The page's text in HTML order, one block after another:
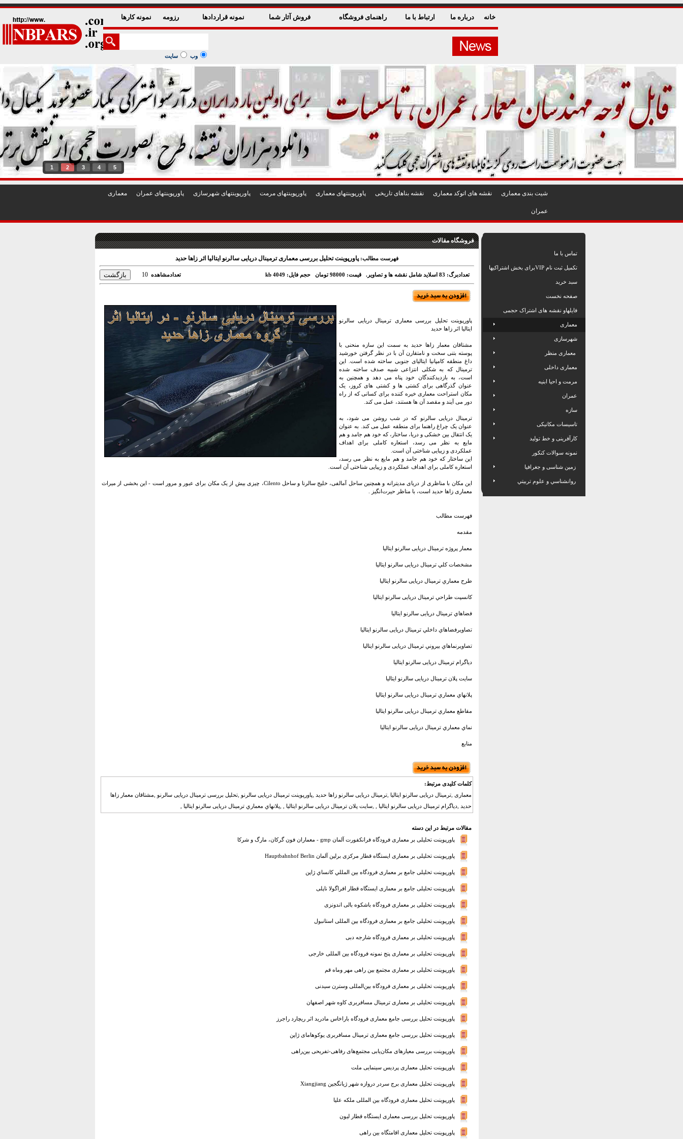
خانه درباره ما ارتباط با ما راهنمای فروشگاه فروش آثار شما نمونه قراردادها رزومه نمونه کارها
وب سایت
1 2 3 4 5
شيت بندی معماری نقشه های اتوکد معماری نقشه بناهای تاريخی پاورپوينتهای معماری پاورپوينتهای مرمت پاورپوينتهای شهرسازی پاورپوينتهای عمران معماری
عمران
فروشگاه مقالات
فهرست مطالب: پاورپوینت تحلیل بررسی معماری ترمینال دریایی سالرنو ایتالیا اثر زاها حدید
تعدادبرگ: 83 اسلاید شامل نقشه ها و تصاویر. قیمت: 98000 تومان حجم فایل: 4049 kb تعدادمشاهده 10
پاورپوینت تحلیل بررسی معماری ترمینال دریایی سالرنو
ایتالیا اثر زاها حدید
مشتاقان معمار زاها حدید به سمت این سازه منحنی با
پوسته بتنی سخت و نامتقارن آن با در نظر گرفتن خورشید
داغ منطقه کامپانیا ایتالیای جنوبی ساخته شده است. این
ترمینال که به شکلی انتزاعی شبیه صدف ساخته شده
است، به بازدیدکنندگان خود پناه می دهد و همچنین به
عنوان گذرگاهی برای کشتی ها و کشتی های کروز، یک
مکان استراحت معماری خیره کننده برای کسانی که از راه
دور می آیند و مقصد آن ها هستند، عمل می کند.
ترمینال دریایی سالرنو که در شب روشن می شود، به
عنوان یک چراغ راهنما برای منطقه عمل می کند. به عنوان
یک انتقال بین خشکی و دریا، ساختار، که خود هم جامد و هم
مایع به نظر می رسد، استعاره کاملی برای اهداف
عملکردی و زیبایی شناختی آن است.
این ساختار که خود هم جامد و هم مایع به نظر می رسد،
استعاره کاملی برای اهداف عملکردی و زیبایی شناختی آن است.
این مکان با مناظری از دریای مدیترانه و همچنین ساحل آمالفی، خلیج سالرنا و ساحل Cilento، چیزی بیش از یک مکان برای عبور و مرور است - این بخشی از میراث
معماری زاها حدید است، با مناظر حیرت‌انگیز .
فهرست مطالب
مقدمه
معمار پروژه ترمینال دریایی سالرنو ایتالیا
مشخصات کلي ترمینال دریایی سالرنو ایتالیا
طرح معماري ترمینال دریایی سالرنو ایتالیا
کانسپت طراحي ترمینال دریایی سالرنو ایتالیا
فضاهاي ترمینال دریایی سالرنو ایتالیا
تصاويرفضاهاي داخلي ترمینال دریایی سالرنو ایتالیا
تصاويرنماهاي بيروني ترمینال دریایی سالرنو ایتالیا
دیاگرام ترمینال دریایی سالرنو ایتالیا
سايت پلان ترمینال دریایی سالرنو ایتالیا
پلانهاي معماري ترمینال دریایی سالرنو ایتالیا
مقاطع معماري ترمینال دریایی سالرنو ایتالیا
نماي معماري ترمینال دریایی سالرنو ایتالیا
منابع
کلمات کلیدی مرتبط:
معماری ,ترمینال دریایی سالرنو ایتالیا ,ترمینال دریایی سالرنو زاها حدید ,پاورپوینت ترمینال دریایی سالرنو ,تحلیل بررسی ترمینال دریایی سالرنو ,مشتاقان معمار زاها
حدید ,دیاگرام ترمینال دریایی سالرنو ایتالیا , ,سايت پلان ترمینال دریایی سالرنو ایتالیا , ,پلانهاي معماري ترمینال دریایی سالرنو ایتالیا ,
مقالات مرتبط در این دسته
پاورپوینت تحلیلی بر معماری فرودگاه فرانکفورت آلمان gmp - معماران فون گرکان، مارگ و شرکا
پاورپوینت تحلیلی بر معماری ایستگاه قطار مرکزی برلین آلمان Hauptbahnhof Berlin
پاورپوینت تحلیلی جامع بر معماری فرودگاه بين المللي کانساي ژاپن
پاورپوینت تحلیلی جامع بر معماری ایستگاه قطار افراگولا ناپلی
پاورپوینت تحلیلی بر معماری فرودگاه باشکوه بالی اندونزی
پاورپوینت تحلیلی جامع بر معماری فرودگاه بین المللی استانبول
پاورپوینت تحلیلی بر معماری فرودگاه شارجه دبی
پاورپوینت تحلیلی بر معماری پنج نمونه فرودگاه بین المللی خارجی
پاورپوینت تحلیلی بر معماری مجتمع بین راهی مهر وماه قم
پاورپوینت تحلیلی بر معماری فرودگاه بین‌المللی وسترن سیدنی
پاورپوینت تحلیلی بر معماری ترمینال مسافربری کاوه شهر اصفهان
پاورپوینت تحلیل بررسی جامع معماری فرودگاه باراخاس مادرید اثر ریچارد راجرز
پاورپوینت تحلیل بررسی جامع معماری ترمینال مسافربری یوکوهامای ژاپن
پاورپوینت بررسی معیارهای مکان‌یابی مجتمع‌های رفاهی-تفریحی بین‌راهی
پاورپوینت تحلیل معماری پردیس سینمایی ملت
پاورپوینت تحلیل معماری برج سردر دروازه شهر ژیانگجین Xiangjiang
پاورپوینت تحلیل معماری فرودگاه بین المللی ملکه علیا
پاورپوینت تحلیل بررسی معماری ایستگاه قطار لیون
پاورپوینت تحلیل معماری اقامتگاه بین راهی
تماس با ما
تکمیل ثبت نام VIPبرای بخش اشتراکیها
سبد خرید
صفحه نخست
فایلهاو نقشه های اشتراک حجمی
معماری
شهرسازی
معماری منظر
معماری داخلی
مرمت و احیا ابنیه
عمران
سازه
تاسیسات مکانیکی
کارآفرینی و خط تولید
نمونه سوالات کنکور
زمین شناسی و جغرافیا
روانشناسي و علوم تربيتي